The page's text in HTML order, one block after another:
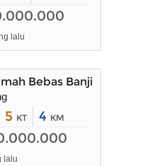
lalu
Bebas Banjir Bisa
5 KT 4 KM
lalu